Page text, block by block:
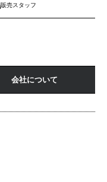
販売スタッフ
会社について